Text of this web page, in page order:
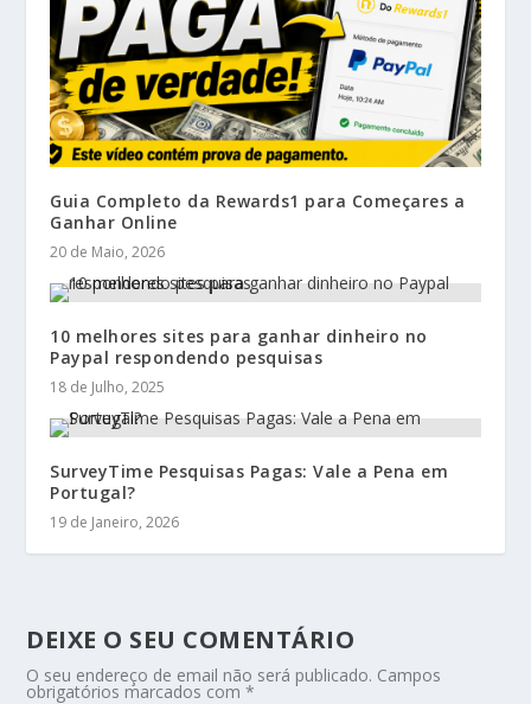
Guia Completo da Rewards1 para Começares a
Ganhar Online
20 de Maio, 2026
10 melhores sites para ganhar dinheiro no
Paypal respondendo pesquisas
18 de Julho, 2025
SurveyTime Pesquisas Pagas: Vale a Pena em
Portugal?
19 de Janeiro, 2026
DEIXE O SEU COMENTÁRIO
O seu endereço de email não será publicado. Campos
obrigatórios marcados com*